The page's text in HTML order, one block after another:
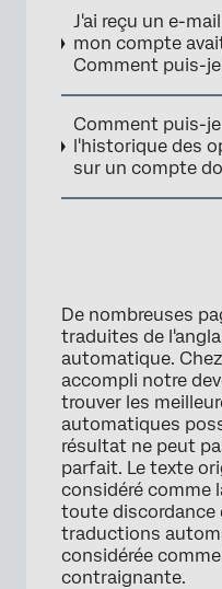
J'ai reçu un e-
mon compte
Comment puis-je
Comment puis-
l'historique des
sur un compte
De nombreuses
traduites de
automatique.
accompli notre
trouver les
automatiques
résultat ne peut
parfait. Le texte
considéré comme
toute discordance
traductions
considérée
contraignante.